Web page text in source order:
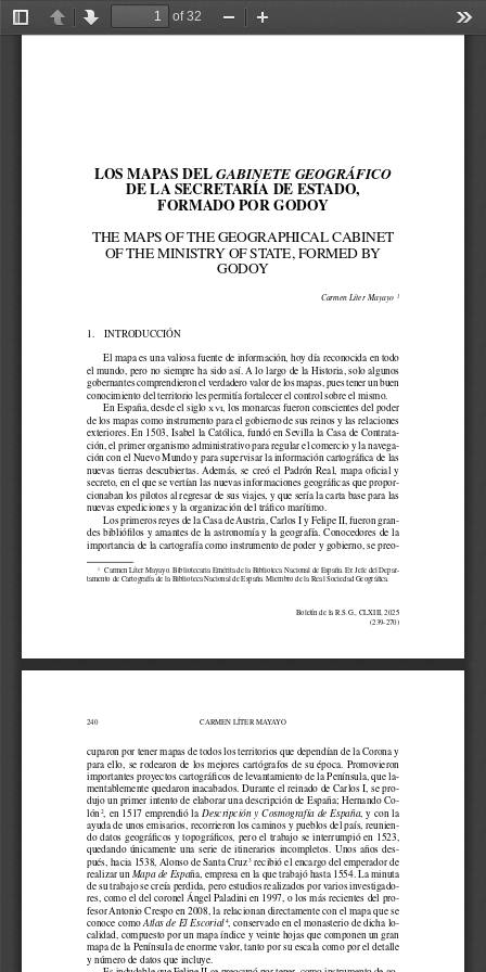
TogglePreviousNext
of 32
Zoom
LOS MAPAS DEL GABINETE GEOGRÁFICO
DE LA SECRETARÍA DE ESTADO,
FORMADO POR GODOY
THE MAPS OF THE GEOGRAPHICAL CABINET
OF THE MINISTRY OF STATE, FORMED BY
GODOY
Carmen Líter Mayayo 1
1. INTRODUCCIÓN
El mapa es una valiosa fuente de información, hoy día reconocida en todo
el mundo, pero no siempre ha sido así. A lo largo de la Historia, solo algunos
gobernantes comprendieron el verdadero valor de los mapas, pues tener un buen
conocimiento del territorio les permitía fortalecer el control sobre el mismo.
En España, desde el siglo xvi, los monarcas fueron conscientes del poder
de los mapas como instrumento para el gobierno de sus reinos y las relaciones
exteriores. En 1503, Isabel la Católica, fundó en Sevilla la Casa de Contrata-
ción, el primer organismo administrativo para regular el comercio y la navega-
ción con el Nuevo Mundo y para supervisar la información cartográfca de las
nuevas  tierras  descubiertas.  Además,  se  creó  el  Padrón  Real,  mapa  ofcial  y
secreto, en el que se vertían las nuevas informaciones geográfcas que propor-
cionaban los pilotos al regresar de sus viajes, y que sería la carta base para las
nuevas expediciones y la organización del tráfco marítimo.
Los primeros reyes de la Casa de Austria, Carlos I y Felipe II, fueron gran-
des biblióflos y amantes de la astronomía y la geografía. Conocedores de la
importancia de la cartografía como instrumento de poder y gobierno, se preo-
1 Carmen Líter Mayayo. Bibliotecaria Emérita de la Biblioteca Nacional de España. Ex Jefe del Depar-
tamento de Cartografía de la Biblioteca Nacional de España. Miembro de la Real Sociedad Geográfca.
Boletín de la R.S.G., CLXIII, 2025
(239-270)
240 CARMEN LÍTER MAYAYO
cuparon por tener mapas de todos los territorios que dependían de la Corona y
para  ello,  se  rodearon  de  los  mejores  cartógrafos  de  su  época.  Promovieron
importantes proyectos cartográfcos de levantamiento de la Península, que la-
mentablemente quedaron inacabados. Durante el reinado de Carlos I, se pro-
dujo un primer intento de elaborar una descripción de España; Hernando Co-
lón 2, en 1517 emprendió la Descripción y Cosmografía de España, y con la
ayuda de unos emisarios, recorrieron los caminos y pueblos del país, reunien-
do datos geográfcos y topográfcos, pero el trabajo se interrumpió en 1523,
quedando  únicamente  una  serie  de  itinerarios  incompletos.  Unos  años  des-
pués, hacia 1538, Alonso de Santa Cruz 3 recibió el encargo del emperador de
realizar un Mapa de España, empresa en la que trabajó hasta 1554. La minuta
de su trabajo se creía perdida, pero estudios realizados por varios investigado-
res, como el del coronel Ángel Paladini en 1997, o los más recientes del pro-
fesor Antonio Crespo en 2008, la relacionan directamente con el mapa que se
conoce como Atlas de El Escorial4, conservado en el monasterio de dicha lo-
calidad, compuesto por un mapa índice y veinte hojas que componen un gran
mapa de la Península de enorme valor, tanto por su escala como por el detalle
y número de datos que incluye.